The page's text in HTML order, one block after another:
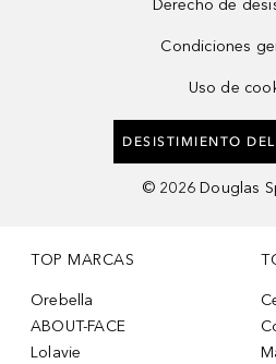
Derecho de
Condiciones
Uso de
DESISTIMIENTO
© 2026 Douglas
TOP MARCAS
Orebella
ABOUT-FACE
Lolavie